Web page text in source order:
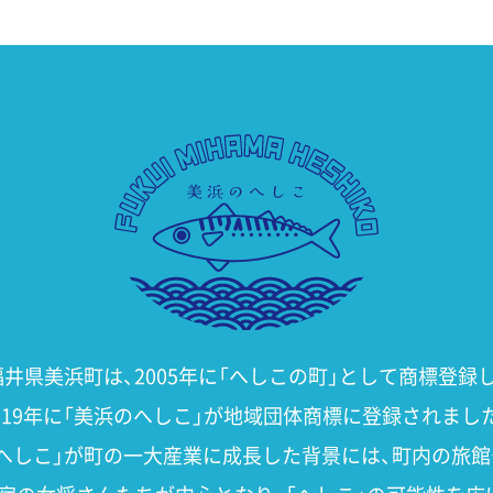
県美浜町は、2005年に「へしこの町」として商標登録し
年に「美浜のへしこ」が地域団体商標に登録されました
しこ」が町の一大産業に成長した背景には、町内の旅